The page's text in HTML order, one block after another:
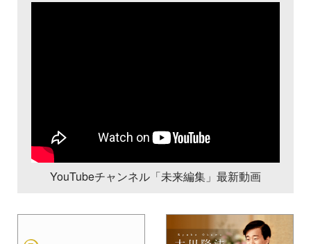
YouTubeチャンネル「未来編集」最新動画